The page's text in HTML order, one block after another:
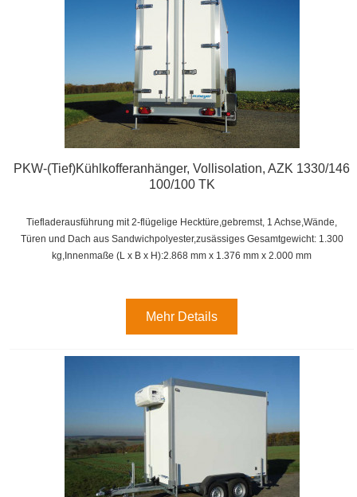
PKW-(Tief)Kühlkofferanhänger, Vollisolation, AZK 1330/146
100/100 TK
Tiefladerausführung mit 2-flügelige Hecktüre,gebremst, 1 Achse,Wände,
Türen und Dach aus Sandwichpolyester,zusässiges Gesamtgewicht: 1.300
kg,Innenmaße (L x B x H):2.868 mm x 1.376 mm x 2.000 mm
Mehr Details